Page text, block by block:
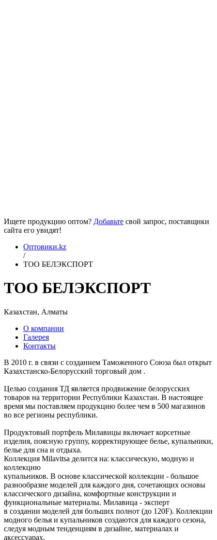
Ищете продукцию оптом? Добавьте свой запрос, поставщики
сайта его увидят!
Оптовики.kz
/
ТОО БЕЛЭКСПОРТ
ТОО БЕЛЭКСПОРТ
Казахстан, Алматы
О компании
Галерея
Контакты
В 2010 г. в связи с созданием Таможенного Союза был открыт
Казахстанско-Белорусский торговый дом .
Целью создания ТД является продвижение белорусских
товаров на территории Республики Казахстан. В настоящее
время мы поставляем продукцию более чем в 500 магазинов
во все регионы республики.
Продуктовый портфель Милавицы включает корсетные
изделия, поясную группу, корректирующее белье, купальники,
белье для сна и отдыха.
Коллекция Milavitsa делится на: классическую, модную и
коллекцию
купальников. В основе классической коллекции - большое
разнообразие моделей для каждого дня, сочетающих основы
классического дизайна, комфортные конструкции и
функциональные материалы. Милавица - эксперт
в создании моделей для больших полнот (до 120F). Коллекции
модного белья и купальников создаются для каждого сезона,
следуя модным тенденциям в дизайне, материалах и
аксессуарах.